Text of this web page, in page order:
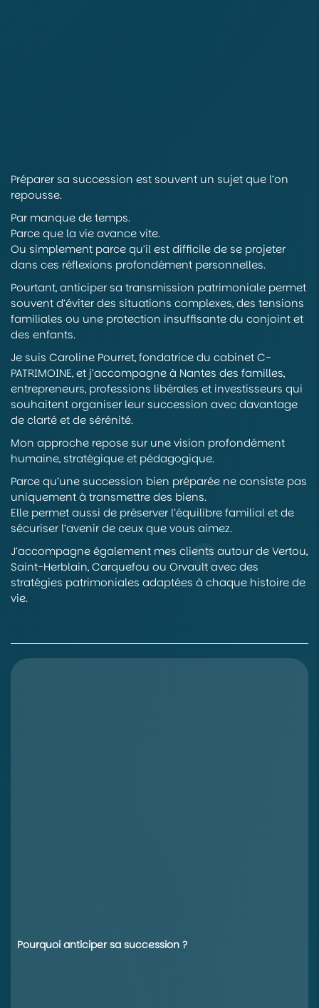
Préparer sa succession est souvent un sujet que l’on
repousse.
Par manque de temps.
Parce que la vie avance vite.
Ou simplement parce qu’il est difficile de se projeter
dans ces réflexions profondément personnelles.
Pourtant, anticiper sa transmission patrimoniale permet
souvent d’éviter des situations complexes, des tensions
familiales ou une protection insuffisante du conjoint et
des enfants.
Je suis Caroline Pourret, fondatrice du cabinet C-
PATRIMOINE, et j’accompagne à Nantes des familles,
entrepreneurs, professions libérales et investisseurs qui
souhaitent organiser leur succession avec davantage
de clarté et de sérénité.
Mon approche repose sur une vision profondément
humaine, stratégique et pédagogique.
Parce qu’une succession bien préparée ne consiste pas
uniquement à transmettre des biens.
Elle permet aussi de préserver l’équilibre familial et de
sécuriser l’avenir de ceux que vous aimez.
J’accompagne également mes clients autour de Vertou,
Saint-Herblain, Carquefou ou Orvault avec des
stratégies patrimoniales adaptées à chaque histoire de
vie.
Pourquoi anticiper sa succession ?